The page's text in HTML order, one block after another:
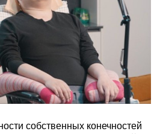
собственных конечностей